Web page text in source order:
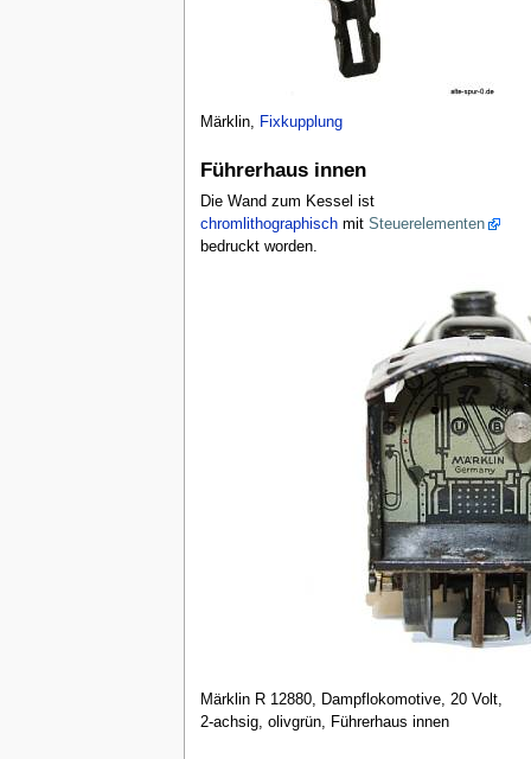
Märklin, Fixkupplung
Führerhaus innen
Die Wand zum Kessel ist
chromlithographischmit Steuerelementen
bedruckt worden.
Märklin R 12880, Dampflokomotive, 20 Volt,
2-achsig, olivgrün, Führerhaus innen